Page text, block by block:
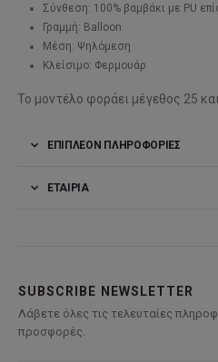
Σύνθεση: 100% βαμβάκι με PU
Γραμμή: Balloon
Μέση: Ψηλόμεση
Κλείσιμο: Φερμουάρ
Το μοντέλο φοράει μέγεθος 25
ΕΠΙΠΛΈΟΝ ΠΛΗΡΟΦΟΡΊΕΣ
ΕΤΑΙΡΊΑ
SUBSCRIBE NEWSLETTER
Λάβετε όλες τις τελευταίες
προσφορές.